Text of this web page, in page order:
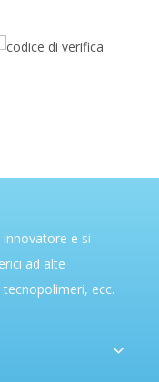
innovatore e si
ad alte
ecc.